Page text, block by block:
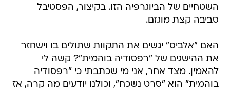
השטחיים של הביוגרפיה הזו. בקיצור, הפסטיבל
סביבה קצת מוגזם.
האם "אלביס" יגשים את התקוות שתולים בו וישחזר
את ההישגים של "רפסודיה בוהמית"? קשה לי
להאמין. מצד אחר, אני מי שכתבתי כי "רפסודיה
בוהמית" הוא "סרט נשכח", וכולנו יודעים מה קרה, אז